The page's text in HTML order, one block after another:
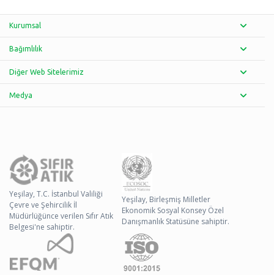
Kurumsal
Bağımlılık
Diğer Web Sitelerimiz
Medya
Yeşilay, T.C. İstanbul Valiliği
Çevre ve Şehircilik İl
Müdürlüğünce verilen Sıfır Atık
Belgesi'ne sahiptir.
Yeşilay, Birleşmiş Milletler
Ekonomik Sosyal Konsey Özel
Danışmanlık Statüsüne sahiptir.